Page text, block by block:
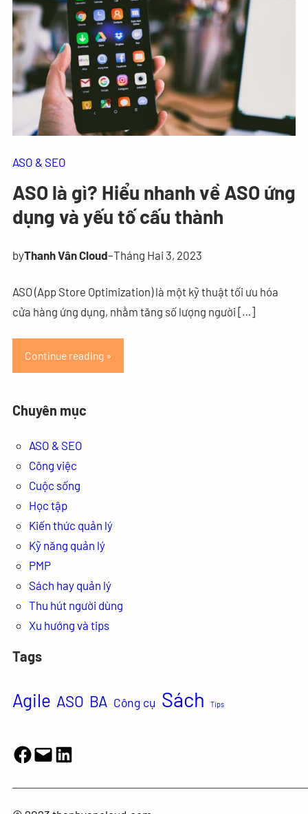
ASO & SEO
ASO là gì? Hiểu nhanh về ASO ứng
dụng và yếu tố cấu thành
byThanh Vân Cloud–Tháng Hai 3, 2023
ASO (App Store Optimization) là một kỹ thuật tối ưu hóa
cửa hàng ứng dụng, nhằm tăng số lượng người […]
Continue reading »
Chuyên mục
ASO & SEO
Công việc
Cuộc sống
Học tập
Kiến thức quản lý
Kỹ năng quản lý
PMP
Sách hay quản lý
Thu hút người dùng
Xu hướng và tips
Tags
Agile ASO BA Công cụ Sách Tips
Facebook
MailLinkedIn